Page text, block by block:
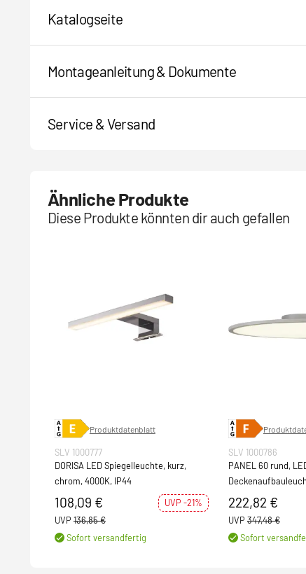
Katalogseite
Montageanleitung & Dokumente
Service & Versand
Ähnliche Produkte
Diese Produkte könnten dir auch gefallen
Produktdatenblatt
SLV 1000777
DORISA LED Spiegelleuchte, kurz,
chrom, 4000K, IP44
108,09 €
UVP -21%
UVP 136,85 €
Sofort versandfertig
SLV 1000786
PANEL 60 rund,
4000K
222,82 €
UVP 347,48 €
Sofort